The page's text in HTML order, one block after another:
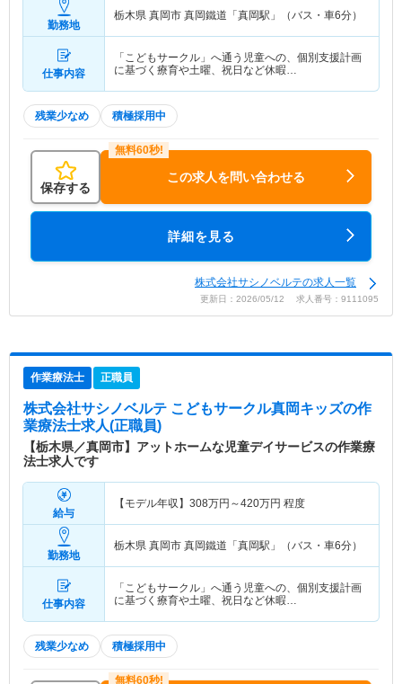
勤務地
栃木県 真岡市 真岡鐵道「真岡駅」（バス・車6分）
仕事内容
「こどもサークル」へ通う児童への、個別支援計画
に基づく療育や土曜、祝日など休暇…
残業少なめ 積極採用中
保存する
この求人を問い合わせる
詳細を見る
株式会社サシノベルテの求人一覧
更新日：2026/05/12 求人番号：9111095
作業療法士 正職員
株式会社サシノベルテ こどもサークル真岡キッズの作
業療法士求人(正職員)
【栃木県／真岡市】アットホームな児童デイサービスの作業療
法士求人です
給与
【モデル年収】 308万円～420万円 程度
勤務地
栃木県 真岡市 真岡鐵道「真岡駅」（バス・車6分）
仕事内容
「こどもサークル」へ通う児童への、個別支援計画
に基づく療育や土曜、祝日など休暇…
残業少なめ 積極採用中